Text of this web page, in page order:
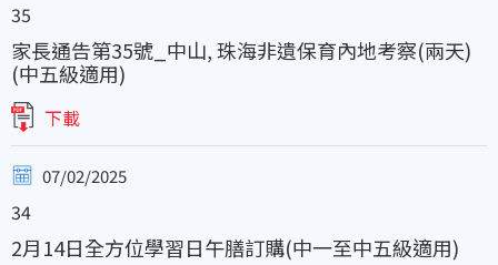
35
家長通告第35號_中山, 珠海非遺保育內地考察(兩天)
(中五級適用)
下載
07/02/2025
34
2月14日全方位學習日午膳訂購(中一至中五級適用)